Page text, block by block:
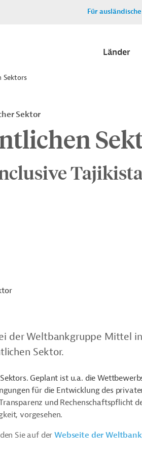
Für
Länder
Sektors
Sektor
der Weltbankgruppe Mittel
Sektor.
Geplant ist u.a. die
für die Entwicklung des
und Rechenschaftspflicht
vorgesehen.
Sie auf derWebseite der